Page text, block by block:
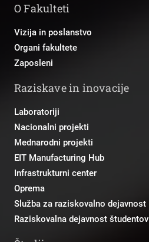
O Fakulteti
Vizija in poslanstvo
Organi fakultete
Zaposleni
Raziskave in inovacije
Laboratoriji
Nacionalni projekti
Mednarodni projekti
EIT Manufacturing Hub
Infrastrukturni center
Oprema
Služba za raziskovalno dejavnost
Raziskovalna dejavnost študentov